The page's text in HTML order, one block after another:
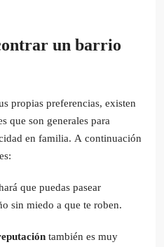
un barrio
propias preferencias, existen
que son generales para
en familia. A continuación
que puedas pasear
sin miedo a que te roben.
también es muy